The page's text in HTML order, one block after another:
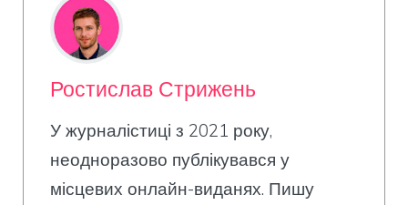
Ростислав Стрижень
У журналістиці з 2021 року,
неодноразово публікувався у
місцевих онлайн-виданях. Пишу